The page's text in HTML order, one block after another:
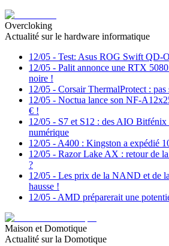
Overcloking
Actualité sur le hardware informatique
12/05 - Test: Asus ROG Swift QD-
12/05 - Palit annonce une RTX
noire !
12/05 - Corsair ThermalProtect :
12/05 - Noctua lance son NF-
€ !
12/05 - S7 et S12 : des AIO Bitfénix
numérique
12/05 - A400 : Kingston a expédié
12/05 - Razor Lake AX : retour de
?
12/05 - Les prix de la NAND et de
hausse !
12/05 - AMD préparerait une
Maison et Domotique
Actualité sur la Domotique